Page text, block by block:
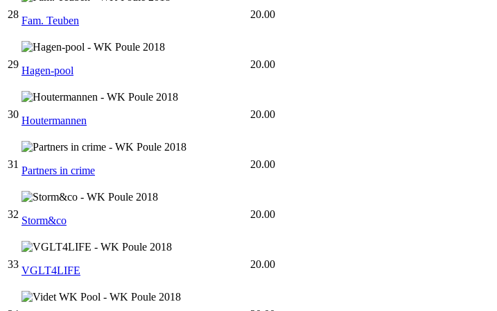
28
Fam. Teuben
20.00
29
Hagen-pool
20.00
30
Houtermannen
20.00
31
Partners in crime
20.00
32
Storm&co
20.00
33
VGLT4LIFE
20.00